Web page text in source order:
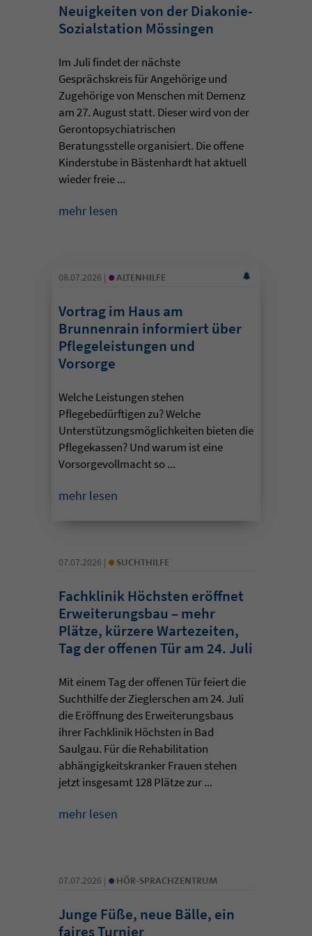
Neuigkeiten von der Diakonie-
Sozialstation Mössingen
Im Juli findet der nächste
Gesprächskreis für Angehörige und
Zugehörige von Menschen mit Demenz
am 27. August statt. Dieser wird von der
Gerontopsychiatrischen
Beratungsstelle organisiert. Die offene
Kinderstube in Bästenhardt hat aktuell
wieder freie ...
mehr lesen
08.07.2026 | • ALTENHILFE
Vortrag im Haus am
Brunnenrain informiert über
Pflegeleistungen und
Vorsorge
Welche Leistungen stehen
Pflegebedürftigen zu? Welche
Unterstützungsmöglichkeiten bieten die
Pflegekassen? Und warum ist eine
Vorsorgevollmacht so ...
mehr lesen
07.07.2026 | • SUCHTHILFE
Fachklinik Höchsten eröffnet
Erweiterungsbau – mehr
Plätze, kürzere Wartezeiten,
Tag der offenen Tür am 24. Juli
Mit einem Tag der offenen Tür feiert die
Suchthilfe der Zieglerschen am 24. Juli
die Eröffnung des Erweiterungsbaus
ihrer Fachklinik Höchsten in Bad
Saulgau. Für die Rehabilitation
abhängigkeitskranker Frauen stehen
jetzt insgesamt 128 Plätze zur ...
mehr lesen
07.07.2026 | • HÖR-SPRACHZENTRUM
Junge Füße, neue Bälle, ein
faires Turnier